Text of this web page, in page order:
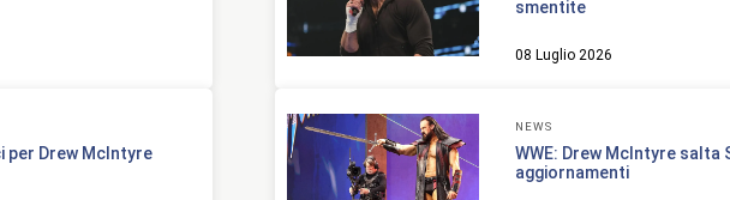
smentite
08 Luglio 2026
per Drew McIntyre
NEWS
WWE: Drew McIntyre salta
aggiornamenti